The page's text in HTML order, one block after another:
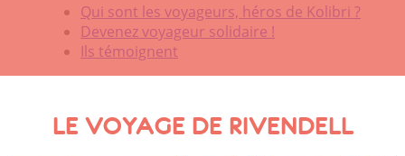
Qui sont les voyageurs, héros de Kolibri ?
Devenez voyageur solidaire !
Ils témoignent
LE VOYAGE DE RIVENDELL